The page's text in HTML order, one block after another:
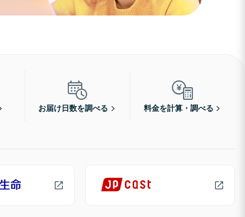
お届け日数を調べる 料金を計算・調べる